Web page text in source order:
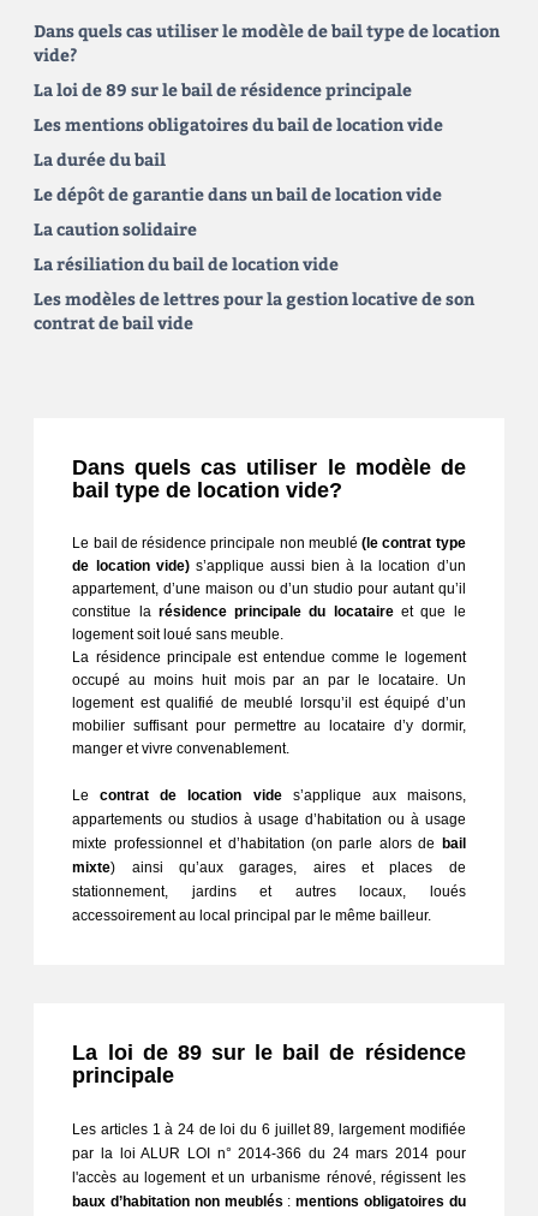
Dans quels cas utiliser le modèle de bail type de location
vide?
La loi de 89 sur le bail de résidence principale
Les mentions obligatoires du bail de location vide
La durée du bail
Le dépôt de garantie dans un bail de location vide
La caution solidaire
La résiliation du bail de location vide
Les modèles de lettres pour la gestion locative de son
contrat de bail vide
Dans quels cas utiliser le modèle de
bail type de location vide?
Le bail de résidence principale non meublé (le contrat type
de location vide) s’applique aussi bien à la location d’un
appartement, d’une maison ou d’un studio pour autant qu’il
constitue la résidence principale du locataire et que le
logement soit loué sans meuble.
La résidence principale est entendue comme le logement
occupé au moins huit mois par an par le locataire. Un
logement est qualifié de meublé lorsqu’il est équipé d’un
mobilier suffisant pour permettre au locataire d’y dormir,
manger et vivre convenablement.
Le contrat de location vide s’applique aux maisons,
appartements ou studios à usage d’habitation ou à usage
mixte professionnel et d’habitation (on parle alors de
bail
mixte) ainsi qu’aux garages, aires et places de
stationnement, jardins et autres locaux, loués
accessoirement au local principal par le même bailleur.
La loi de 89 sur le bail de résidence
principale
Les articles 1 à 24 de loi du 6 juillet 89, largement modifiée
par la loi ALUR LOI n° 2014-366 du 24 mars 2014 pour
l'accès au logement et un urbanisme rénové, régissent les
baux d’habitation non meublés : mentions obligatoires du